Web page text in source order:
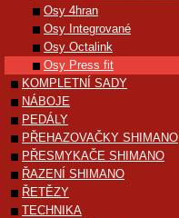
Osy 4hran
Osy Integrované
Osy Octalink
Osy Press fit
KOMPLETNÍ SADY
NÁBOJE
PEDÁLY
PŘEHAZOVAČKY SHIMANO
PŘESMYKAČE SHIMANO
ŘAZENÍ SHIMANO
ŘETĚZY
TECHNIKA